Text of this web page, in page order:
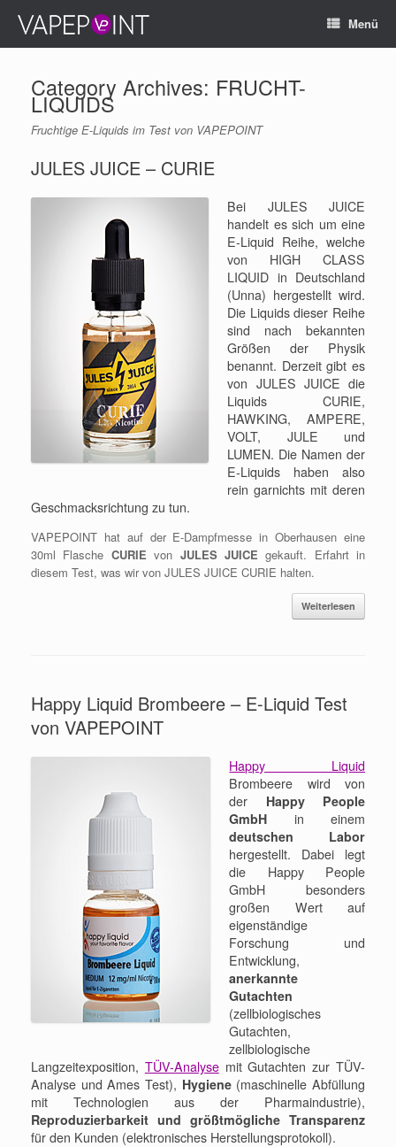
Menü
Category Archives: FRUCHT-
LIQUIDS
Fruchtige E-Liquids im Test von VAPEPOINT
JULES JUICE – CURIE
Bei JULES JUICE
handelt es sich um eine
E-Liquid Reihe, welche
von HIGH CLASS
LIQUID in Deutschland
(Unna) hergestellt wird.
Die Liquids dieser Reihe
sind nach bekannten
Größen der Physik
benannt. Derzeit gibt es
von JULES JUICE die
Liquids CURIE,
HAWKING, AMPERE,
VOLT, JULE und
LUMEN. Die Namen der
E-Liquids haben also
rein garnichts mit deren
Geschmacksrichtung zu tun.
VAPEPOINT hat auf der E-Dampfmesse in Oberhausen eine
30ml Flasche CURIE von JULES JUICE gekauft. Erfahrt in
diesem Test, was wir von JULES JUICE CURIE halten.
Weiterlesen
Happy Liquid Brombeere – E-Liquid Test
von VAPEPOINT
Happy Liquid
Brombeere wird von
der Happy People
GmbH in einem
deutschen Labor
hergestellt. Dabei legt
die Happy People
GmbH besonders
großen Wert auf
eigenständige
Forschung und
Entwicklung,
anerkannte
Gutachten
(zellbiologisches
Gutachten,
zellbiologische
Langzeitexposition, TÜV-Analysemit Gutachten zur TÜV-
Analyse und Ames Test), Hygiene(maschinelle Abfüllung
mit Technologien aus der Pharmaindustrie),
Reproduzierbarkeit und größtmögliche Transparenz
für den Kunden (elektronisches Herstellungsprotokoll).